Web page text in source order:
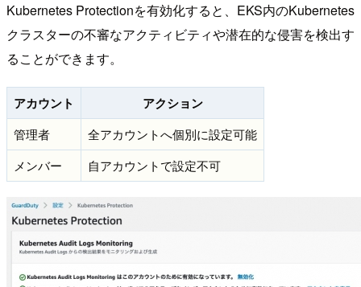
Kubernetes Protectionを有効化すると、EKS内のKubernetes
クラスターの不審なアクティビティや潜在的な侵害を検出す
ることができます。
アカウント アクション
管理者
全アカウントへ個別に設定可能
メンバー
自アカウントで設定不可